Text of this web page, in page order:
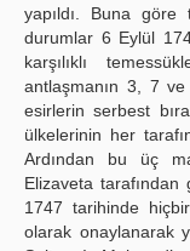
yapıldı. Buna
durumlar 6 Eylül
karşılıklı
antlaşmanın 3, 7
esirlerin serbest
ülkelerinin her
Ardından bu üç
Elizaveta tarafından
1747 tarihinde
olarak onaylanarak